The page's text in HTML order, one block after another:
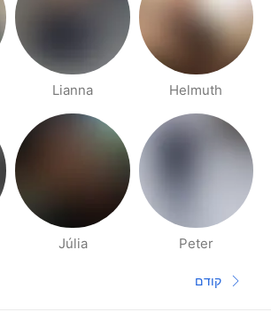
Helmuth
Lianna
Peter
Júlia
דפי אנשים בסביבתך
עמוד קודם
קודם